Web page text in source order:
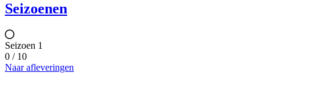
Seizoenen
Seizoen 1
0 / 10
Naar afleveringen